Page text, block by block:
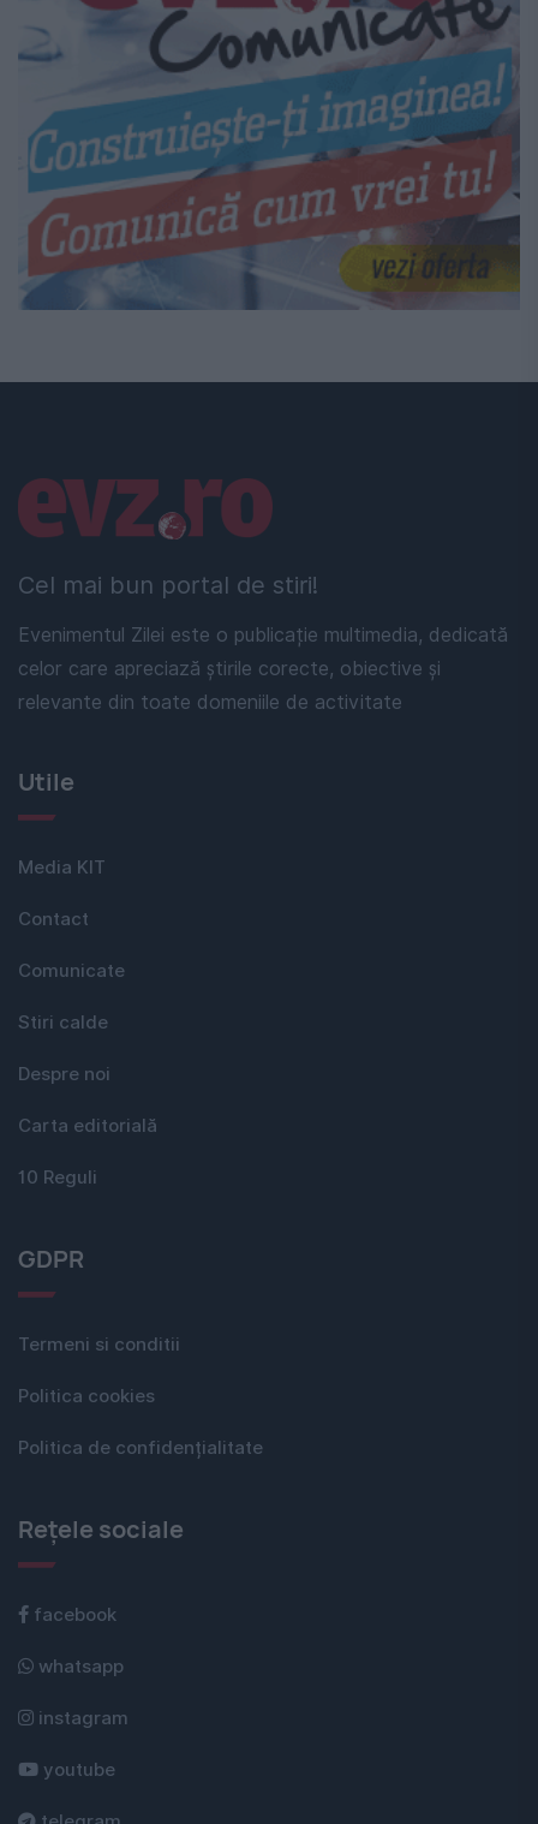
Cel mai bun portal de stiri!
Evenimentul Zilei este o publicație multimedia, dedicată
celor care apreciază știrile corecte, obiective și
relevante din toate domeniile de activitate
Linkuri utile
Utile
Media KIT
Contact
Comunicate
Stiri calde
Despre noi
Carta editorială
10 Reguli
GDPR
Termeni si conditii
Politica cookies
Politica de confidențialitate
Rețele sociale
facebook
whatsapp
instagram
youtube